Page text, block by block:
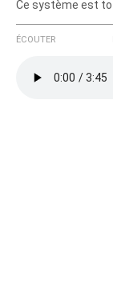
Ce système est
ÉCOUTER